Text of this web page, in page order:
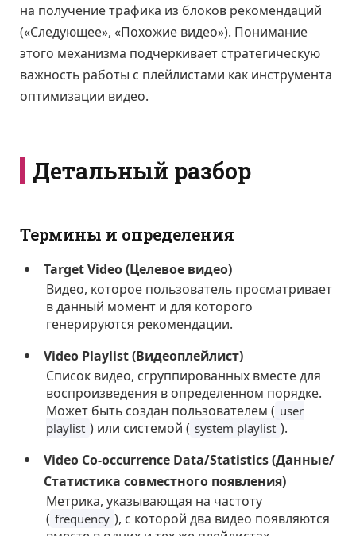
на получение трафика из блоков рекомендаций
(«Следующее», «Похожие видео»). Понимание
этого механизма подчеркивает стратегическую
важность работы с плейлистами как инструмента
оптимизации видео.
Детальный разбор
Термины и определения
Target Video (Целевое видео)
Видео, которое пользователь просматривает
в данный момент и для которого
генерируются рекомендации.
Video Playlist (Видеоплейлист)
Список видео, сгруппированных вместе для
воспроизведения в определенном порядке.
Может быть создан пользователем ( user
playlist ) или системой ( system playlist ).
Video Co-occurrence Data/Statistics (Данные/
Статистика совместного появления)
Метрика, указывающая на частоту
( frequency ), с которой два видео появляются